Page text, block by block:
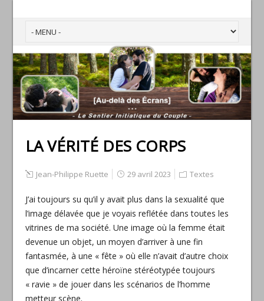
LA VÉRITÉ DES CORPS
Jean-Philippe Ruette 29 avril 2023 Textes
J’ai toujours su qu’il y avait plus dans la sexualité que
l’image délavée que je voyais reflétée dans toutes les
vitrines de ma société. Une image où la femme était
devenue un objet, un moyen d’arriver à une fin
fantasmée, à une « fête » où elle n’avait d’autre choix
que d’incarner cette héroïne stéréotypée toujours
« ravie » de jouer dans les scénarios de l’homme
metteur scène.